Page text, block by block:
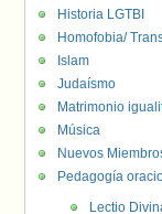
Historia LGTBI
Homofobia/
Islam
Judaísmo
Matrimonio
Música
Nuevos
Pedagogía
Lectio